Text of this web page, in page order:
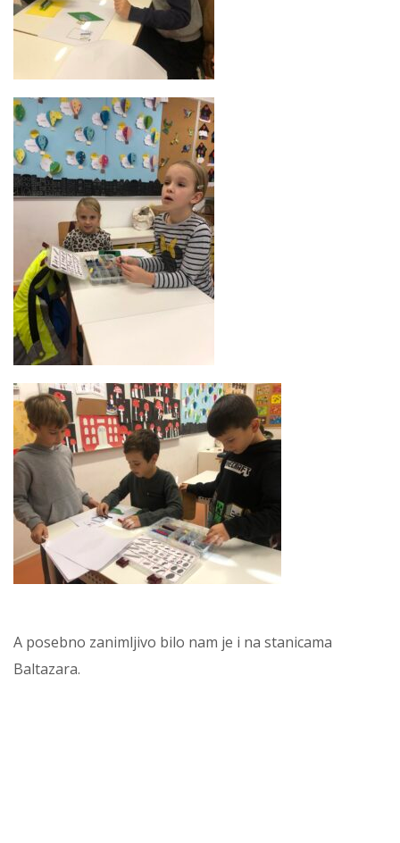
A posebno zanimljivo bilo nam je i na stanicama
Baltazara.